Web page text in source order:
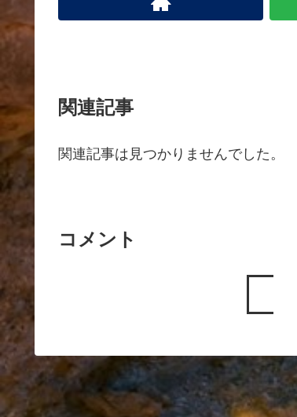
関連記事
関連記事は見つかりませんでした。
コメント